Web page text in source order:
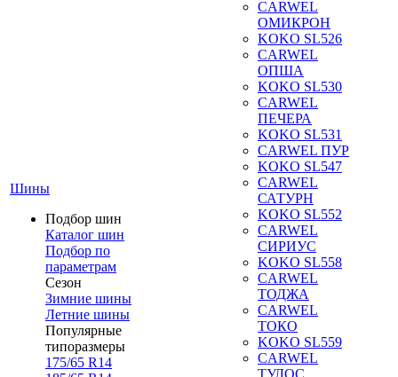
Шины
Подбор шин
Каталог шин
Подбор по
параметрам
Сезон
Зимние шины
Летние шины
Популярные
типоразмеры
175/65 R14
CARWEL
ОМИКРОН
KOKO SL526
CARWEL
ОПША
KOKO SL530
CARWEL
ПЕЧЕРА
KOKO SL531
CARWEL ПУР
KOKO SL547
CARWEL
САТУРН
KOKO SL552
CARWEL
СИРИУС
KOKO SL558
CARWEL
ТОДЖА
CARWEL
ТОКО
KOKO SL559
CARWEL
ТУЛОС